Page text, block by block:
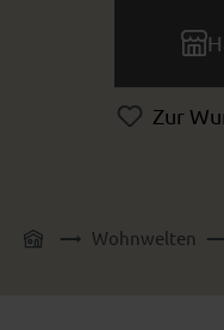
Zur
Wohnwelten